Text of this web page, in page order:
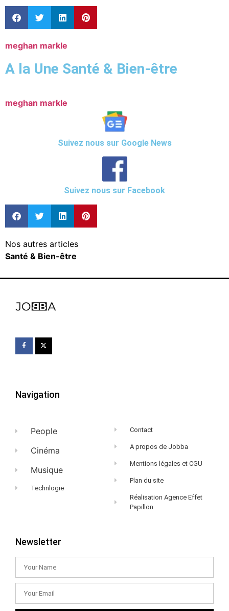
meghan markle
A la Une Santé & Bien-être
meghan markle
Suivez nous sur Google News
Suivez nous sur Facebook
Nos autres articles
Santé & Bien-être
Navigation
People
Cinéma
Musique
Technlogie
Contact
A propos de Jobba
Mentions légales et CGU
Plan du site
Réalisation Agence Effet
Papillon
Newsletter